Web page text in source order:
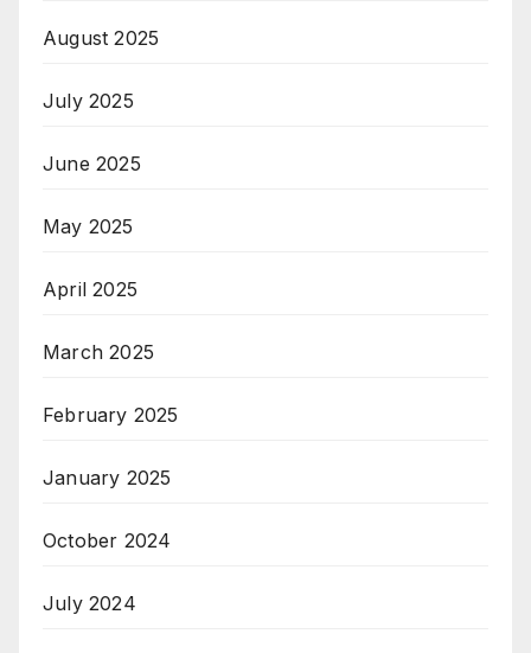
August 2025
July 2025
June 2025
May 2025
April 2025
March 2025
February 2025
January 2025
October 2024
July 2024